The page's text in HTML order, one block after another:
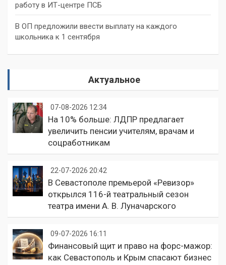
работу в ИТ-центре ПСБ
В ОП предложили ввести выплату на каждого
школьника к 1 сентября
Актуальное
07-08-2026 12:34
На 10% больше: ЛДПР предлагает
увеличить пенсии учителям, врачам и
соцработникам
22-07-2026 20:42
В Севастополе премьерой «Ревизор»
открылся 116-й театральный сезон
театра имени А. В. Луначарского
09-07-2026 16:11
Финансовый щит и право на форс-мажор:
как Севастополь и Крым спасают бизнес